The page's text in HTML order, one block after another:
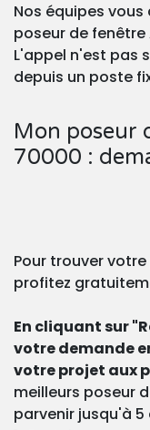
Nos équipes
poseur de
L'appel n'est pas
depuis un poste
Mon poseur
70000 :
Pour trouver
profitez
En cliquant sur
votre demande
votre projet aux
meilleurs poseur
parvenir jusqu'à 5